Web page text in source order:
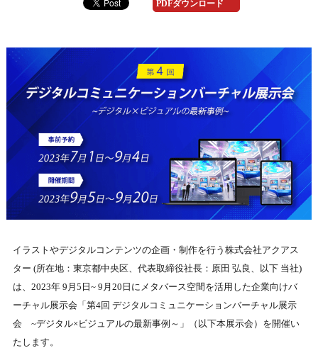
PDFダウンロード
イラストやデジタルコンテンツの企画・制作を行う株式会社アクアス
ター (所在地：東京都中央区、代表取締役社⻑：原⽥ 弘良、以下 当社)
は、2023年 9月5日~ 9月20日にメタバース空間を活用した企業向けバ
ーチャル展示会「第4回 デジタルコミュニケーションバーチャル展示
会 ~デジタル×ビジュアルの最新事例～」（以下本展示会）を開催い
たします。